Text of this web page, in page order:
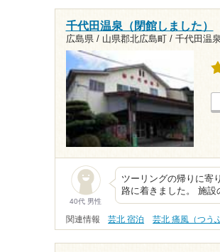
千代田温泉（閉館しました）
広島県 / 山県郡北広島町 / 千代田温
40代 男性
ツーリングの帰りに寄
路に着きました。 施設
関連情報 芸北 宿泊 芸北 痛風（つう